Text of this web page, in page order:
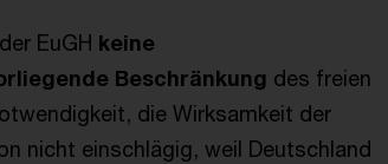
EuGH keine
Beschränkung des freien
die Wirksamkeit der
nicht einschlägig, weil Deutschland